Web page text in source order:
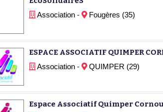
Association - Fougères (35)
ESPACE ASSOCIATIF QUIMPER
Association - QUIMPER (29)
Espace Associatif Quimper